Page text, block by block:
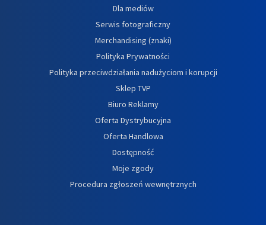
Dla mediów
Serwis fotograficzny
Merchandising (znaki)
Polityka Prywatności
Polityka przeciwdziałania nadużyciom i korupcji
Sklep TVP
Biuro Reklamy
Oferta Dystrybucyjna
Oferta Handlowa
Dostępność
Moje zgody
Procedura zgłoszeń wewnętrznych